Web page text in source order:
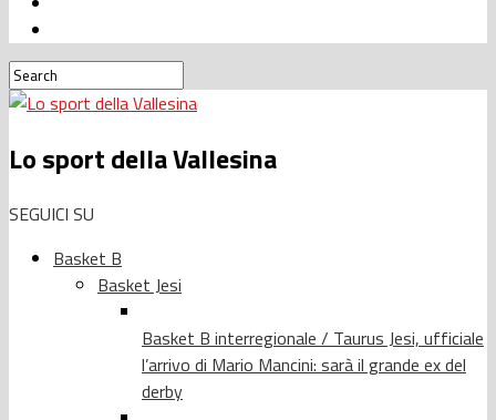
Lo sport della Vallesina
SEGUICI SU
Basket B
Basket Jesi
Basket B interregionale / Taurus Jesi, ufficiale
l’arrivo di Mario Mancini: sarà il grande ex del
derby